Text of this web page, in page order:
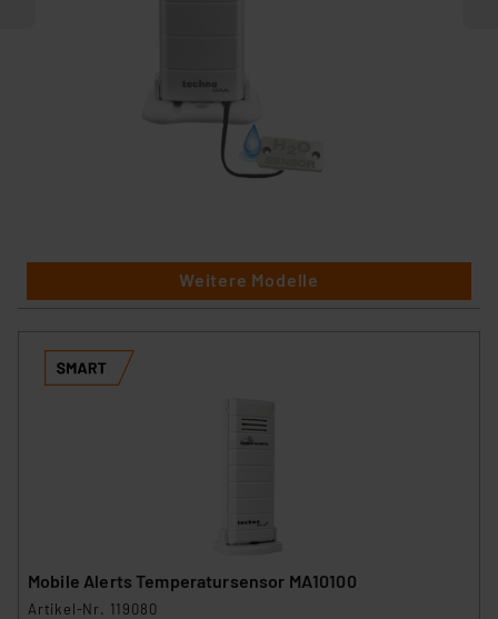
Weitere Modelle
Mobile Alerts Temperatursensor MA10100
Artikel-Nr. 119080